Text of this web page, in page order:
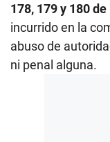
178, 179 y 180
incurrido en la
abuso de
ni penal alguna.